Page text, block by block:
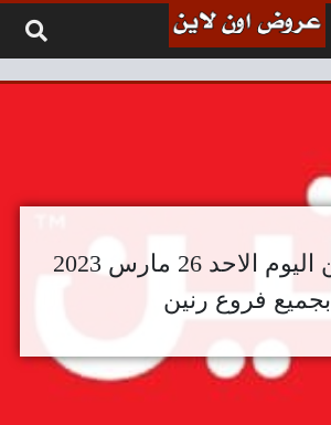
عروض رنين اليوم الاحد 26 مارس 2023
بجميع فروع رنين